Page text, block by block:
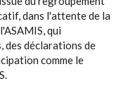
dans l'attente de la
qui
des déclarations de
comme le